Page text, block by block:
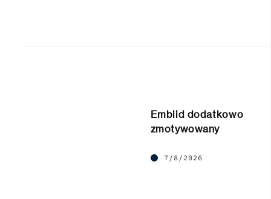
Embiid dodatkowo
zmotywowany
7/8/2026